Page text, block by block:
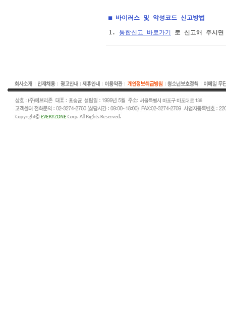
■ 바이러스 및 악성코드 신고방법
1. 통합신고 바로가기 로 신고해 주시